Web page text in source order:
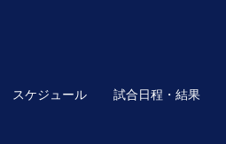
スケジュール 試合日程・結果